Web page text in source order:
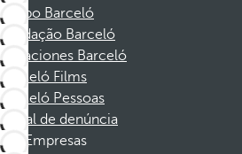
Grupo Barceló
Fundação Barceló
Vacaciones Barceló
Barceló Films
Barceló Pessoas
Canal de denúncia
Empresas